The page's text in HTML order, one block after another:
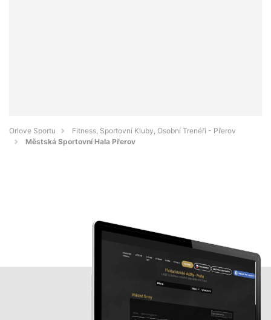
Orlove Sportu
Fitness, Sportovní Kluby, Osobní Trenéři - Přerov
Městská Sportovní Hala Přerov